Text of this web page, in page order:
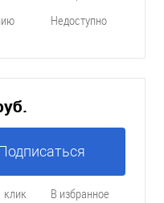
Недоступно
клик
В избранное